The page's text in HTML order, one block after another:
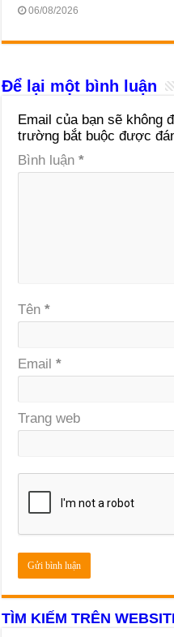
06/08/2026
Để lại một bình luận
Email của bạn sẽ không
trường bắt buộc được
Bình luận*
Tên*
Email*
Trang web
TÌM KIẾM TRÊN